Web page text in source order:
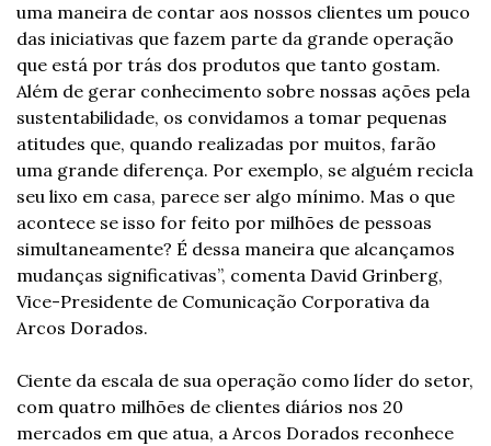
uma maneira de contar aos nossos clientes um pouco
das iniciativas que fazem parte da grande operação
que está por trás dos produtos que tanto gostam.
Além de gerar conhecimento sobre nossas ações pela
sustentabilidade, os convidamos a tomar pequenas
atitudes que, quando realizadas por muitos, farão
uma grande diferença. Por exemplo, se alguém recicla
seu lixo em casa, parece ser algo mínimo. Mas o que
acontece se isso for feito por milhões de pessoas
simultaneamente? É dessa maneira que alcançamos
mudanças significativas”, comenta David Grinberg,
Vice-Presidente de Comunicação Corporativa da
Arcos Dorados.
Ciente da escala de sua operação como líder do setor,
com quatro milhões de clientes diários nos 20
mercados em que atua, a Arcos Dorados reconhece